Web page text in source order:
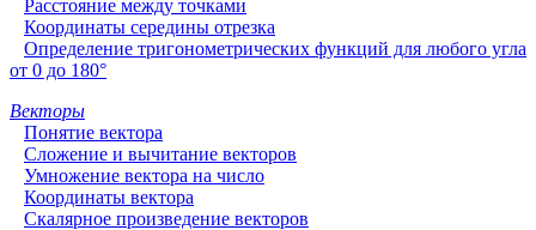
Расстояние между точками
Координаты середины отрезка
Определение тригонометрических функций для любого угла
от 0 до 180°
Векторы
Понятие вектора
Сложение и вычитание векторов
Умножение вектора на число
Координаты вектора
Скалярное произведение векторов